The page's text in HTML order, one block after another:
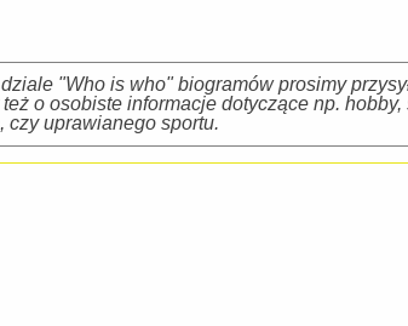
"Who is who" biogramów prosimy
o osobiste informacje dotyczące np.
czy uprawianego sportu.